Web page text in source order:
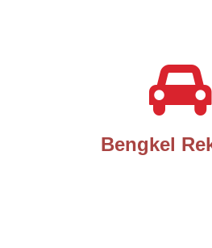
Bengkel